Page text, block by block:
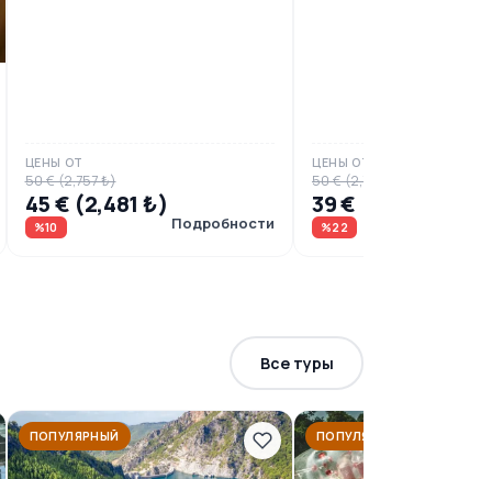
ЦЕНЫ ОТ
50 € (2,757 ₺)
45 € (2,481 ₺)
%10 Подробности
ЦЕНЫ ОТ
50 € (2,757 ₺)
39 € (2,150 ₺)
%22
Все туры
ПОПУЛЯРНЫЙ ПОПУЛЯРНЫЙ